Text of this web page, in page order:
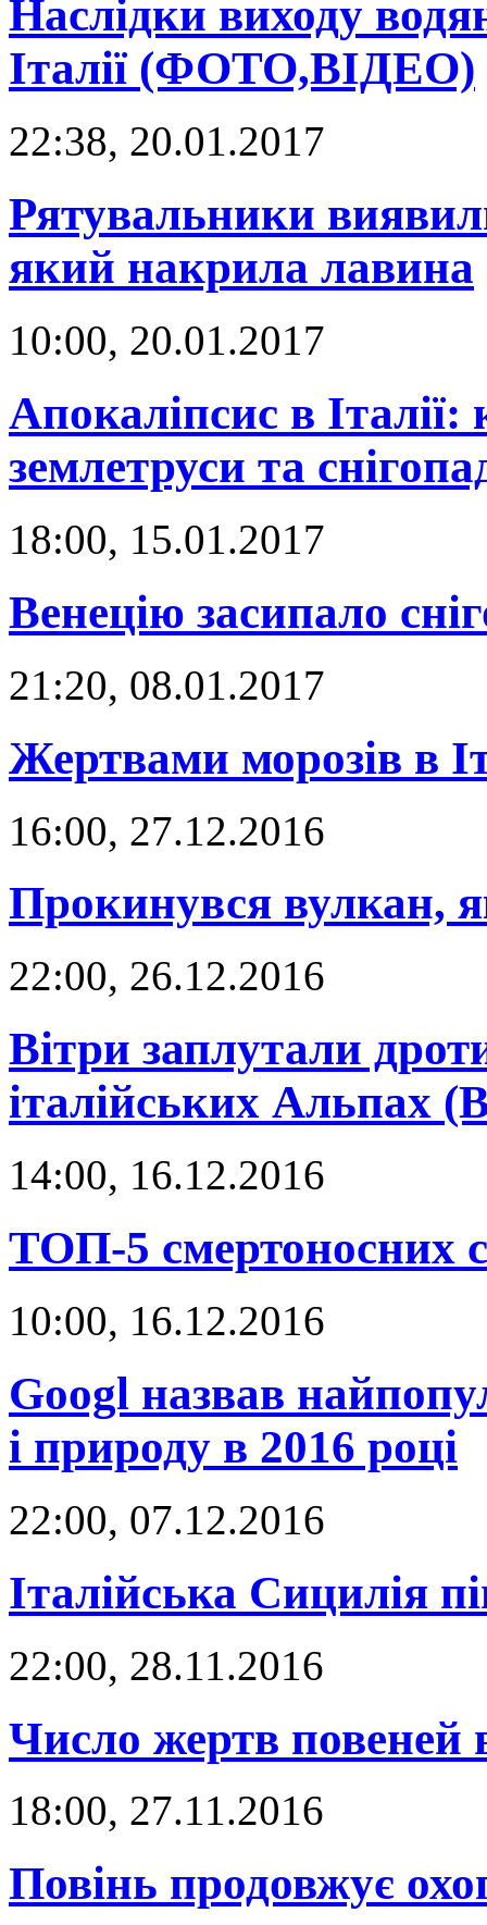
Наслідки виходу
Італії (ФОТО,ВІДЕО)
22:38, 20.01.2017
Рятувальники
який накрила лавина
10:00, 20.01.2017
Апокаліпсис в
землетруси та
18:00, 15.01.2017
Венецію засипало
21:20, 08.01.2017
Жертвами морозів в
16:00, 27.12.2016
Прокинувся вулкан,
22:00, 26.12.2016
Вітри заплутали
італійських Альпах
14:00, 16.12.2016
ТОП-5 смертоносних
10:00, 16.12.2016
Googl назвав
і природу в 2016 році
22:00, 07.12.2016
Італійська Сицилія
22:00, 28.11.2016
Число жертв повеней
18:00, 27.11.2016
Повінь продовжує